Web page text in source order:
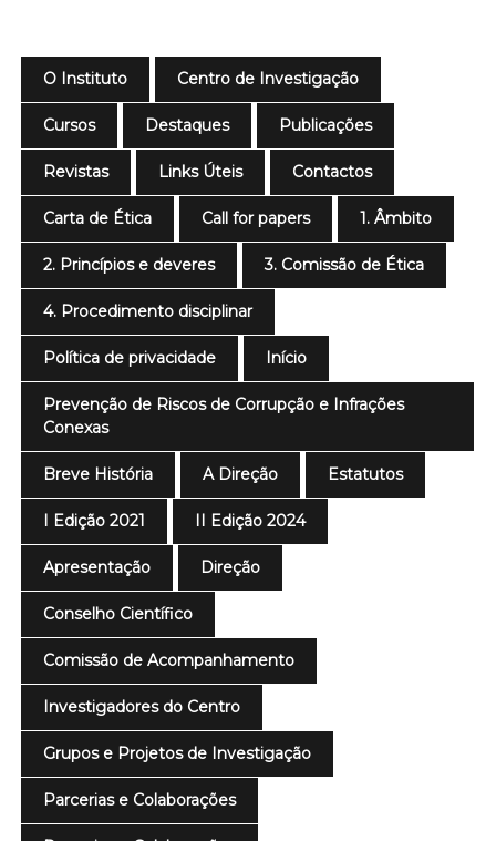
O Instituto Centro de Investigação
Cursos Destaques Publicações
Revistas Links Úteis Contactos
Carta de Ética Call for papers 1. Âmbito
2. Princípios e deveres 3. Comissão de Ética
4. Procedimento disciplinar
Política de privacidade Início
Prevenção de Riscos de Corrupção e Infrações
Conexas
Breve História A Direção Estatutos
I Edição 2021 II Edição 2024
Apresentação Direção
Conselho Científico
Comissão de Acompanhamento
Investigadores do Centro
Grupos e Projetos de Investigação
Parcerias e Colaborações